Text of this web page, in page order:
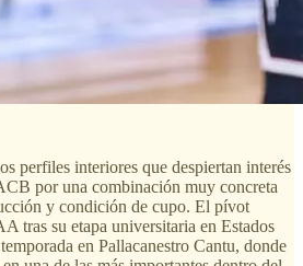
perfiles interiores que despiertan interés
por una combinación muy concreta
y condición de cupo. El pívot
tras su etapa universitaria en Estados
en Pallacanestro Cantu, donde